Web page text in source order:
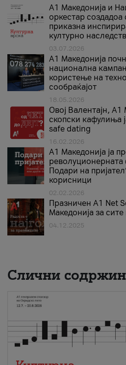
А1 Македонија и
оркестар
приказна
културно
03.07.2026
A1 Македонија
национална
користење на
сообраќајот
18.05.2026
Овој Валентајн, A1
скопски кафулиња
safe dating
16.02.2026
А1 Македонија ја
Подари на
корисници
02.02.2026
Празничен A1 Net
Македонија за
04.12.2025
Слични